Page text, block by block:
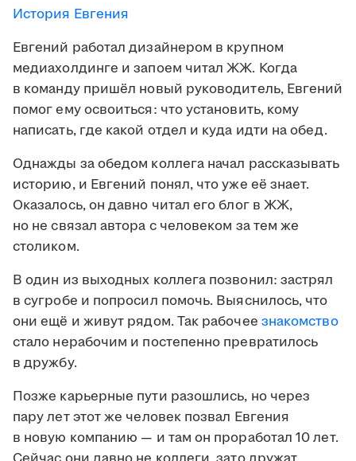
История Евгения
Евгений работал дизайнером в крупном
медиахолдинге и запоем читал ЖЖ. Когда
в команду пришёл новый руководитель, Евгений
помог ему освоиться: что установить, кому
написать, где какой отдел и куда идти на обед.
Однажды за обедом коллега начал рассказывать
историю, и Евгений понял, что уже её знает.
Оказалось, он давно читал его блог в ЖЖ,
но не связал автора с человеком за тем же
столиком.
В один из выходных коллега позвонил: застрял
в сугробе и попросил помочь. Выяснилось, что
они ещё и живут рядом. Так рабочее знакомство
стало нерабочим и постепенно превратилось
в дружбу.
Позже карьерные пути разошлись, но через
пару лет этот же человек позвал Евгения
в новую компанию — и там он проработал 10 лет.